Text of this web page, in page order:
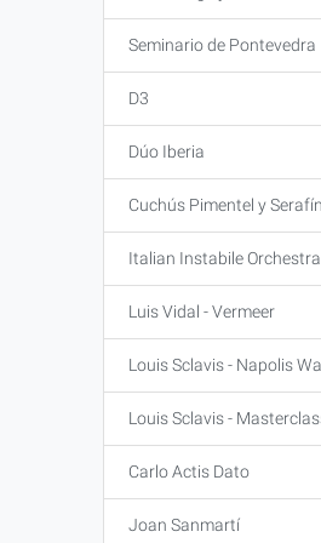
Seminario de Pontevedra
D3
Dúo Iberia
Cuchús Pimentel y
Italian Instabile Orchestra
Luis Vidal - Vermeer
Louis Sclavis - Napolis
Louis Sclavis -
Carlo Actis Dato
Joan Sanmartí